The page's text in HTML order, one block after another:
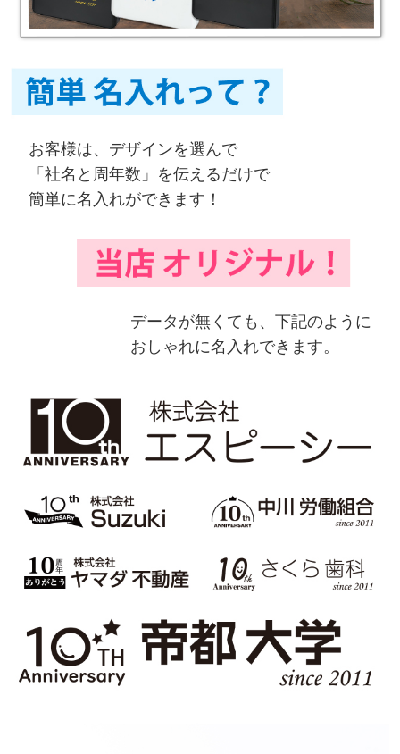
お客様は、デザインを選んで
「社名と周年数」を伝えるだけで
簡単に名入れができます！
データが無くても、下記のように
おしゃれに名入れできます。